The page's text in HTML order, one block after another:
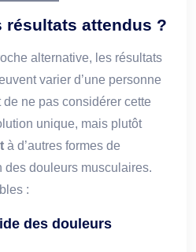
résultats attendus ?
alternative, les résultats
varier d’une personne
de ne pas considérer cette
unique, mais plutôt
à d’autres formes de
des douleurs musculaires.
:
des douleurs